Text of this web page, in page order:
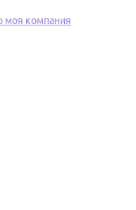
моя компания